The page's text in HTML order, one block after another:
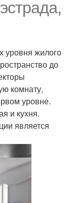
уровня жилого
до
комнату,
уровне.
и кухня.
является